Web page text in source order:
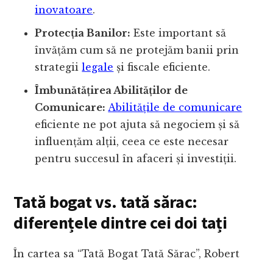
inovatoare.
Protecția Banilor: Este important să
învățăm cum să ne protejăm banii prin
strategiilegale și fiscale eficiente.
Îmbunătățirea Abilităților de
Comunicare: Abilitățile de comunicare
eficiente ne pot ajuta să negociem și să
influențăm alții, ceea ce este necesar
pentru succesul în afaceri și investiții.
Tată bogat vs. tată sărac:
diferențele dintre cei doi tați
În cartea sa “Tată Bogat Tată Sărac”, Robert